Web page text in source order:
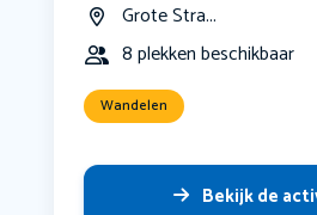
Grote Stra...
8 plekken beschikbaar
Wandelen
Bekijk de